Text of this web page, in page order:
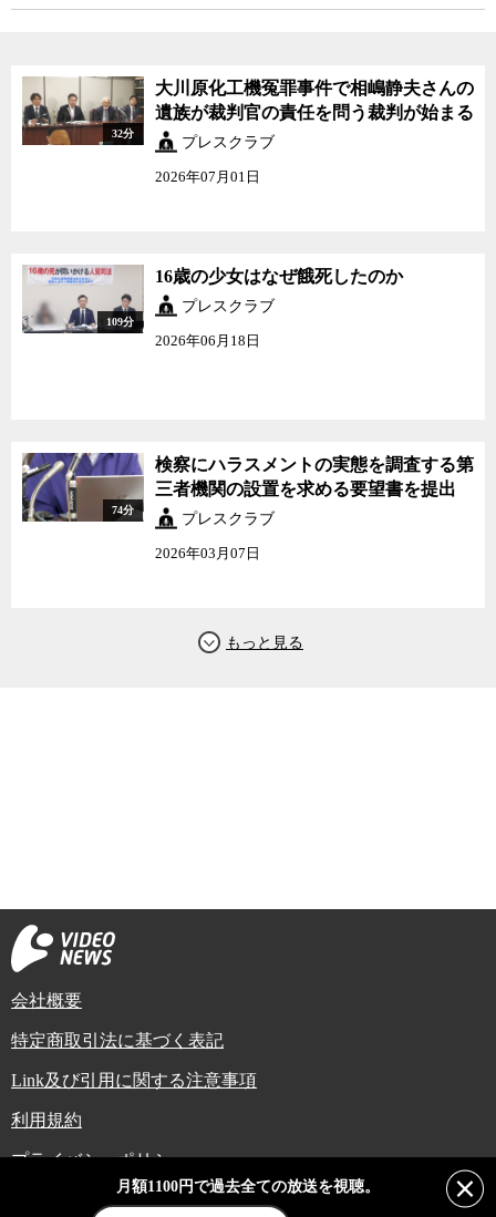
32分
大川原化工機冤罪事件で相嶋静夫さんの
遺族が裁判官の責任を問う裁判が始まる
プレスクラブ
2026年07月01日
109分
16歳の少女はなぜ餓死したのか
プレスクラブ
2026年06月18日
74分
検察にハラスメントの実態を調査する第
三者機関の設置を求める要望書を提出
プレスクラブ
2026年03月07日
会社概要
特定商取引法に基づく表記
Link及び引用に関する注意事項
利用規約
プライバシーポリシー
Copyright (C) Video News Network. All rights reserved.
月額1100円で過去全ての放送を視聴。